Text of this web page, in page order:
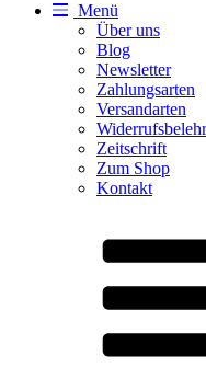
Menü
Über uns
Blog
Newsletter
Zahlungsarten
Versandarten
Zeitschrift
Zum Shop
Kontakt